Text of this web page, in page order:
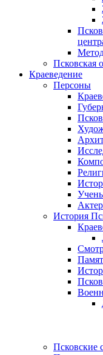
Псковская
Краеведение
Персоны
История
Псковские